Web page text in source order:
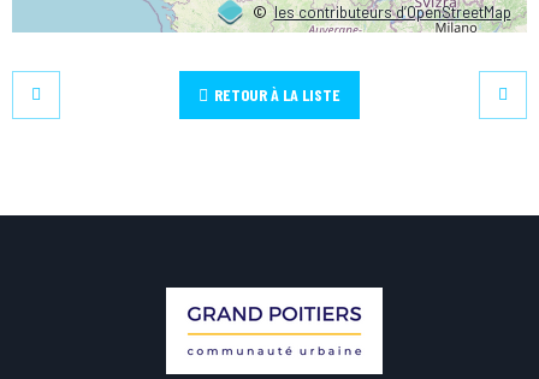
©les contributeurs d’OpenStreetMap
RETOUR À LA LISTE